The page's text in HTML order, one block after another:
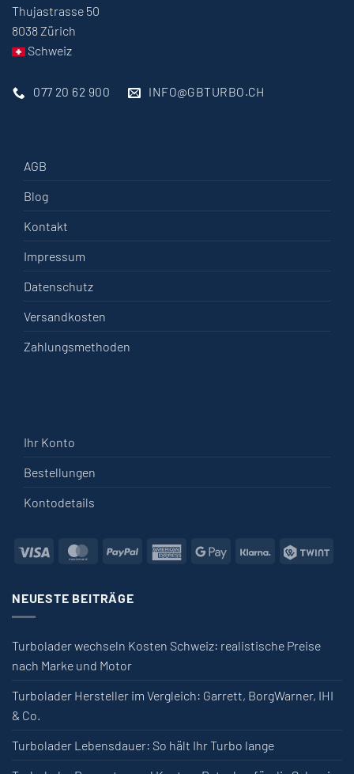
Thujastrasse 50
8038 Zürich
Schweiz
077 20 62 900 INFO@GBTURBO.CH
AGB
Blog
Kontakt
Impressum
Datenschutz
Versandkosten
Zahlungsmethoden
Ihr Konto
Bestellungen
Kontodetails
Visa MasterCardPayPal American Express
Google PayKlarna
NEUESTE BEITRÄGE
Turbolader wechseln Kosten Schweiz: realistische Preise
nach Marke und Motor
Turbolader Hersteller im Vergleich: Garrett, BorgWarner, IHI
& Co.
Turbolader Lebensdauer: So hält Ihr Turbo lange